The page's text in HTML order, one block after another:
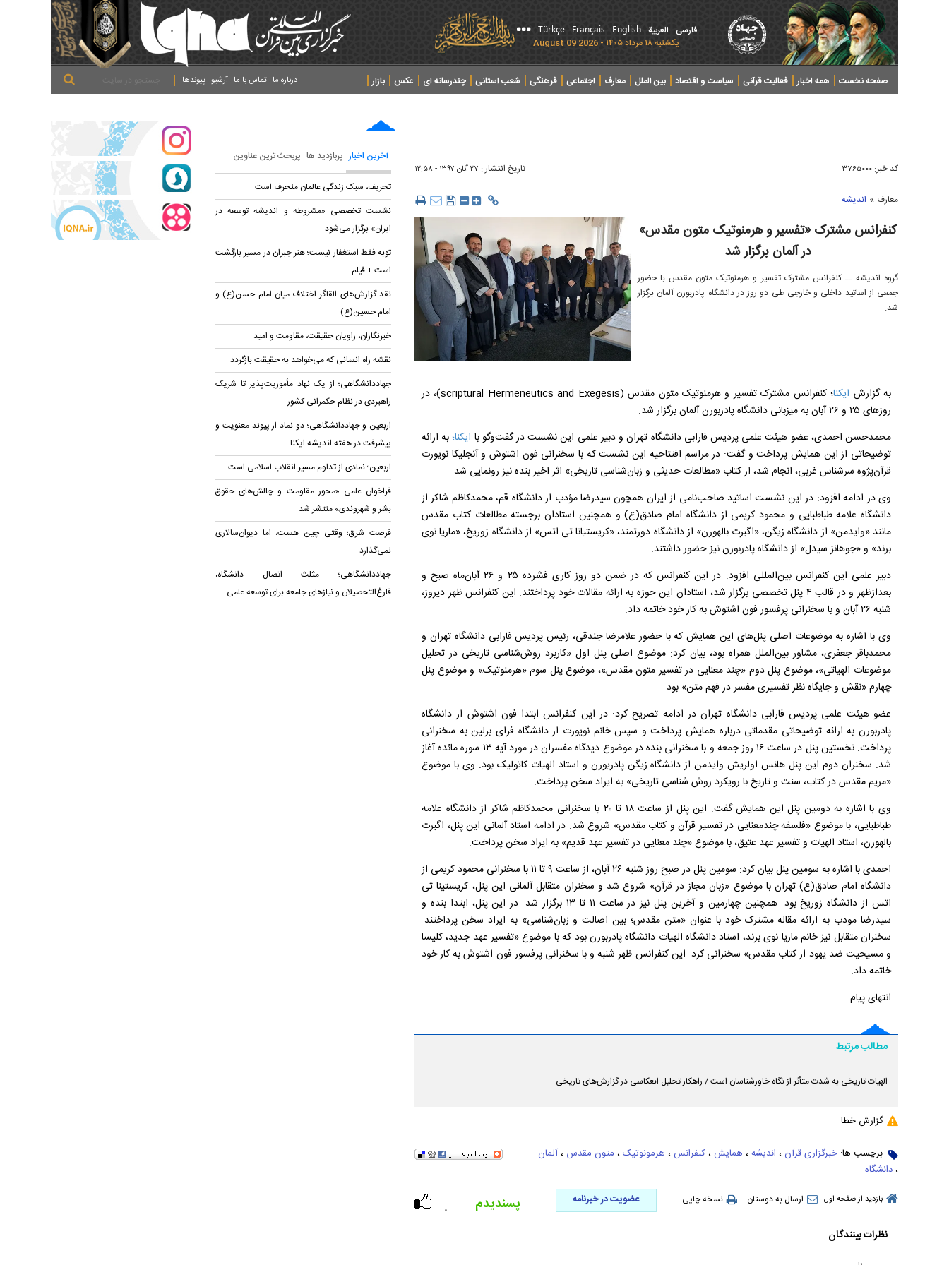
فارسی العربیة English
Français
Türkçe
يکشنبه ۱۸ مرداد ۱۴۰۵ - 2026 August 09
صفحه نخست همه اخبار فعالیت قرآنی سیاست و اقتصاد بین الملل معارف اجتماعی فرهنگی شعب استانی چندرسانه ای عکس
بازار
پیوندها آرشیو تماس با ما درباره ما
کد خبر: ۳۷۶۵۰۰۰ تاریخ انتشار : ۲۷ آبان ۱۳۹۷ - ۱۲:۵۸
معارف » اندیشه
کنفرانس مشترک «تفسیر و هرمنوتیک متون مقدس»
در آلمان برگزار شد
گروه اندیشه ــ کنفرانس مشترک تفسیر و هرمنوتیک متون مقدس با حضور
جمعی از اساتید داخلی و خارجی طی دو روز در دانشگاه پادربورن آلمان برگزار
شد.
به گزارش ایکنا
؛ کنفرانس مشترک تفسیر و هرمنوتیک متون مقدس (scriptural Hermeneutics and Exegesis)، در
روزهای ۲۵ و ۲۶ آبان به میزبانی دانشگاه پادربورن آلمان برگزار شد.
محمدحسن احمدی، عضو هیئت علمی پردیس فارابی دانشگاه تهران و دبیر علمی این نشست در گفت‌وگو با ایکنا؛ به ارائه
توضیحاتی از این همایش پرداخت و گفت: در مراسم افتتاحیه این نشست که با سخنرانی فون اشتوش و آنجلیکا نویورت
‌قرآن‌پژوه سرشناس غربی، انجام شد، از کتاب «مطالعات حدیثی و زبان‌شناسی تاریخی» اثر اخیر بنده نیز رونمایی شد.
وی در ادامه افزود: در این نشست اساتید صاحب‌نامی از ایران همچون سیدرضا مؤدب از دانشگاه قم، محمدکاظم شاکر از
دانشگاه علامه طباطبایی و محمود کریمی از دانشگاه امام صادق(ع) و همچنین استادان برجسته مطالعات کتاب مقدس
مانند «وایدمن» از دانشگاه زیگن، «اگبرت بالهورن» از دانشگاه دورتمند، «کریستیانا تی اتس» از دانشگاه زوریخ، «ماریا نوی
برند» و «جوهانز سیدل» از دانشگاه پادربورن نیز حضور داشتند.
دبیر علمی این کنفرانس بین‌المللی افزود: در این کنفرانس که در ضمن دو روز کاری فشرده ۲۵ و ۲۶ آبان‌ماه صبح و
بعدازظهر و در قالب ۴ پنل تخصصی برگزار شد، استادان این حوزه به ارائه مقالات خود پرداختند. این کنفرانس ظهر دیروز،
شنبه ۲۶ آبان و با سخنرانی پرفسور فون اشتوش به کار خود خاتمه داد.
وی با اشاره به موضوعات اصلی پنل‌های این همایش که با حضور غلامرضا جندقی، رئیس پردیس فارابی دانشگاه تهران و
محمدباقر جعفری، مشاور بین‌الملل همراه بود، بیان کرد: موضوع اصلی پنل اول «کاربرد روش‌شناسی تاریخی در تحلیل
موضوعات الهیاتی»، موضوع پنل دوم «چند معنایی در تفسیر متون مقدس»، موضوع پنل سوم «هرمنوتیک» و موضوع پنل
چهارم «نقش و جایگاه نظر تفسیری مفسر در فهم متن» بود.
عضو هیئت علمی پردیس فارابی دانشگاه تهران در ادامه تصریح کرد: در این کنفرانس ابتدا فون اشتوش از دانشگاه
پادربورن به ارائه توضیحاتی مقدماتی درباره همایش پرداخت و سپس خانم نویورت از دانشگاه فرای برلین به سخنرانی
پرداخت. نخستین پنل در ساعت ۱۶ روز جمعه و با سخنرانی بنده در موضوع دیدگاه مفسران در مورد آیه ۱۳ سوره مائده آغاز
شد. سخنران دوم این پنل هانس اولریش وایدمن از دانشگاه زیگن پادریورن و استاد الهیات کاتولیک بود. وی با موضوع
«مریم مقدس در کتاب، سنت و تاریخ با رویکرد روش شناسی تاریخی» به ایراد سخن پرداخت.
وی با اشاره به دومین پنل این همایش گفت: این پنل از ساعت ۱۸ تا ۲۰ با سخنرانی محمدکاظم شاکر از دانشگاه علامه
طباطبایی، با موضوع «فلسفه چندمعنایی در تفسیر قرآن و کتاب مقدس» شروع شد. در ادامه استاد آلمانی این پنل، اگبرت
بالهورن، استاد الهیات و تفسیر عهد عتیق، با موضوع «چند معنایی در تفسیر عهد قدیم» به ایراد سخن پرداخت.
احمدی با اشاره به سومین پنل بیان کرد: سومین پنل در صبح روز شنبه ۲۶ آبان، از ساعت ۹ تا ۱۱ با سخنرانی محمود کریمی از
دانشگاه امام صادق(ع) تهران با موضوع «زبان مجاز در قرآن» شروع شد و سخنران متقابل آلمانی این پنل، کریستینا تی
اتس از دانشگاه زوریخ بود. همچنین چهارمین و آخرین پنل نیز در ساعت ۱۱ تا ۱۳ برگزار شد. در این پنل، ابتدا بنده و
سید‌رضا مودب به ارائه مقاله مشترک خود با عنوان «متن مقدس؛ بین اصالت و زبان‌شناسی» به ایراد سخن پرداختند.
سخنران متقابل نیز خانم ماریا نوی برند، استاد دانشگاه الهیات دانشگاه پادربورن بود که با موضوع «تفسیر عهد جدید، کلیسا
و مسیحیت ضد یهود از کتاب مقدس» سخنرانی کرد. این کنفرانس ظهر شنبه و با سخنرانی پرفسور فون اشتوش به کار خود
خاتمه داد.
انتهای پیام
مطالب مرتبط
الهیات تاریخی به شدت متأثر از نگاه خاورشناسان است / راهکار تحلیل انعکاسی در گزارش‌های تاریخی
گزارش خطا
برچسب ها: خبرگزاری قرآن ، اندیشه ، همایش ، کنفرانس ، هرمونوتیک ، متون مقدس ، آلمان
، دانشگاه
بازدید از صفحه اول ارسال به دوستان نسخه چاپی عضویت در خبرنامه
۰ پسندیدم
نظرات بینندگان
آخرین اخبار پربازدید ها پربحث ترین عناوین
تحریف، سبک زندگی عالمان منحرف است
نشست تخصصی «مشروطه و اندیشه توسعه در
ایران» برگزار می‌شود
توبه فقط استغفار نیست؛ هنر جبران در مسیر بازگشت
است + فیلم
نقد گزارش‌های القاگر اختلاف میان امام حسن(ع) و
امام حسین(ع)
خبرنگاران، راویان حقیقت، مقاومت و امید
نقشه راه انسانی که می‌خواهد به حقیقت بازگردد
جهاددانشگاهی؛ از یک نهاد مأموریت‌پذیر تا شریک
راهبردی در نظام حکمرانی کشور
اربعین و جهاددانشگاهی؛ دو نماد از پیوند معنویت و
پیشرفت در هفته اندیشه ایکنا
اربعین؛ نمادی از تداوم مسیر انقلاب اسلامی است
فراخوان علمی «محور مقاومت و چالش‌های حقوق
بشر و شهروندی» منتشر شد
فرصت شرق؛ وقتی چین هست، اما دیوان‌سالاری
نمی‌گذارد
جهاددانشگاهی؛ مثلث اتصال دانشگاه،
فارغ‌التحصیلان و نیازهای جامعه برای توسعه علمی